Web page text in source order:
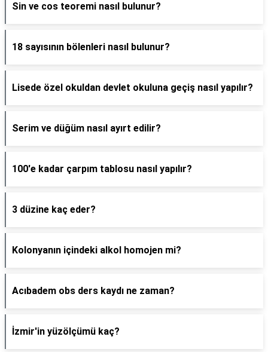
Sin ve cos teoremi nasıl bulunur?
18 sayısının bölenleri nasıl bulunur?
Lisede özel okuldan devlet okuluna geçiş nasıl yapılır?
Serim ve düğüm nasıl ayırt edilir?
100'e kadar çarpım tablosu nasıl yapılır?
3 düzine kaç eder?
Kolonyanın içindeki alkol homojen mi?
Acıbadem obs ders kaydı ne zaman?
İzmir'in yüzölçümü kaç?